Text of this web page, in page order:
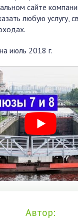
сайте
любую услугу,
июль 2018 г.
Автор: